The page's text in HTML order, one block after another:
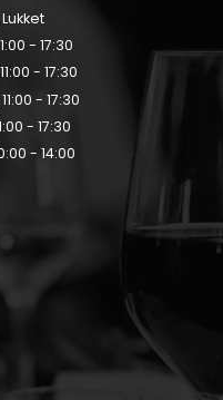
- 17:30
- 17:30
- 17:30
- 17:30
- 14:00